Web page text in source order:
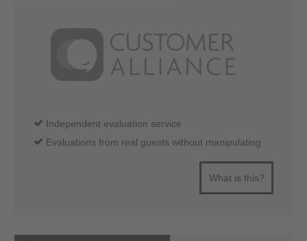
Independent evaluation service
Evaluations from real guests without manipulating
What is this?